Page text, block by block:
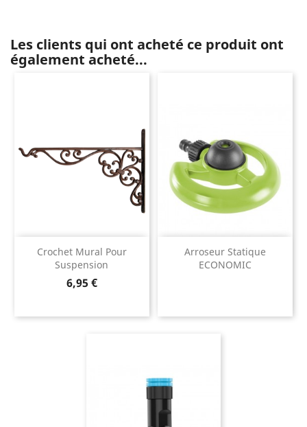
Les clients qui ont acheté ce produit ont
également acheté...
Crochet Mural Pour
Suspension
Prix
6,95 €
Arroseur Statique
ECONOMIC